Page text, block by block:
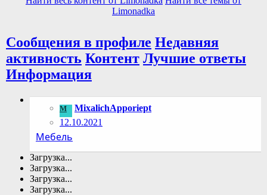
Limonadka
Сообщения в профиле Недавняя
активность Контент Лучшие ответы
Информация
M
MixalichApporiept
12.10.2021
Мебель
Загрузка...
Загрузка...
Загрузка...
Загрузка...